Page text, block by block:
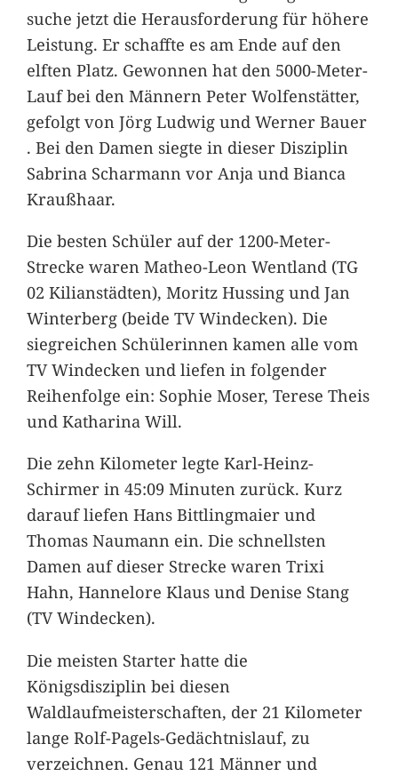
suche jetzt die Herausforderung für höhere
Leistung. Er schaffte es am Ende auf den
elften Platz. Gewonnen hat den 5000-Meter-
Lauf bei den Männern Peter Wolfenstätter,
gefolgt von Jörg Ludwig und Werner Bauer
. Bei den Damen siegte in dieser Disziplin
Sabrina Scharmann vor Anja und Bianca
Kraußhaar.
Die besten Schüler auf der 1200-Meter-
Strecke waren Matheo-Leon Wentland (TG
02 Kilianstädten), Moritz Hussing und Jan
Winterberg (beide TV Windecken). Die
siegreichen Schülerinnen kamen alle vom
TV Windecken und liefen in folgender
Reihenfolge ein: Sophie Moser, Terese Theis
und Katharina Will.
Die zehn Kilometer legte Karl-Heinz-
Schirmer in 45:09 Minuten zurück. Kurz
darauf liefen Hans Bittlingmaier und
Thomas Naumann ein. Die schnellsten
Damen auf dieser Strecke waren Trixi
Hahn, Hannelore Klaus und Denise Stang
(TV Windecken).
Die meisten Starter hatte die
Königsdisziplin bei diesen
Waldlaufmeisterschaften, der 21 Kilometer
lange Rolf-Pagels-Gedächtnislauf, zu
verzeichnen. Genau 121 Männer und